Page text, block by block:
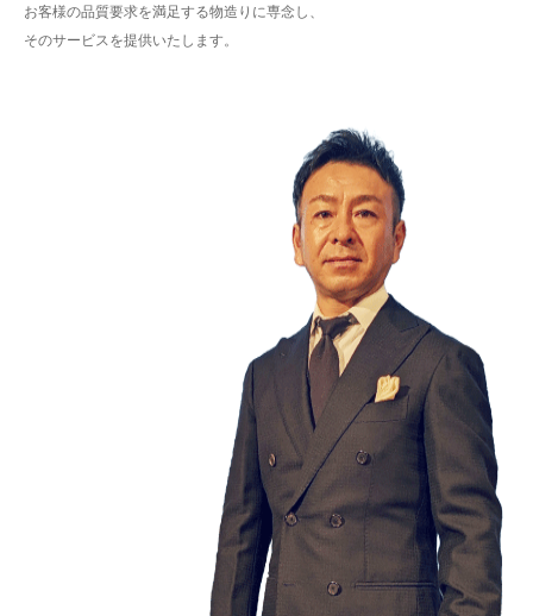
お客様の品質要求を満足する物造りに専念し、
そのサービスを提供いたします。